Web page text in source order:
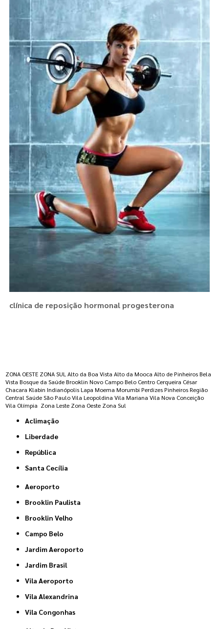
clínica de reposição hormonal progesterona
ZONA OESTE ZONA SUL Alto da Boa Vista Alto da Mooca Alto de Pinheiros Bela
Vista Bosque da Saúde Brooklin Novo Campo Belo Centro Cerqueira César
Chacara Klabin Indianópolis Lapa Moema Morumbi Perdizes Pinheiros Região
Central Saúde São Paulo Vila Leopoldina Vila Mariana Vila Nova Conceição
Vila Olímpia Zona Leste Zona Oeste Zona Sul
Aclimação
Liberdade
República
Santa Cecília
Aeroporto
Brooklin Paulista
Brooklin Velho
Campo Belo
Jardim Aeroporto
Jardim Brasil
Vila Aeroporto
Vila Alexandrina
Vila Congonhas